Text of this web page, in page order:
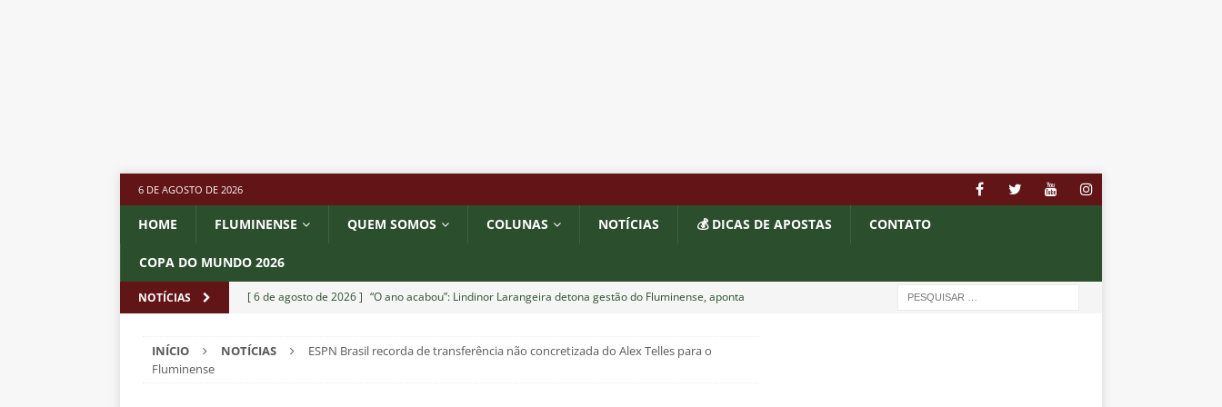
6 DE AGOSTO DE 2026
HOME FLUMINENSE QUEM SOMOS COLUNAS NOTÍCIAS 💰 DICAS DE APOSTAS CONTATO
COPA DO MUNDO 2026
NOTÍCIAS [ 6 de agosto de 2026 ] “O ano acabou”: Lindinor Larangeira detona gestão do Fluminense, aponta
[ 6 de agosto de 2026 ] Jogadores do Fluminense se incomodam com escolhas de Zubeldía
INÍCIO NOTÍCIAS
ESPN Brasil recorda de transferência não concretizada do Alex Telles para o
Fluminense